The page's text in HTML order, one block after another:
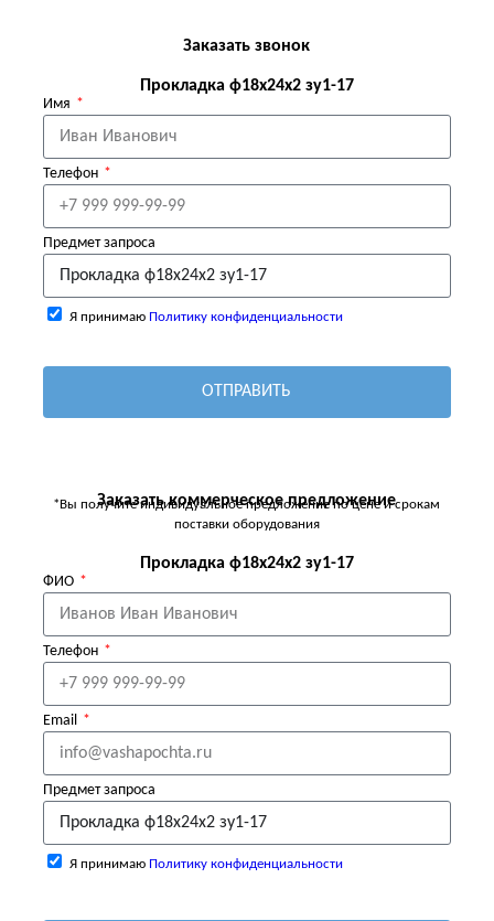
Заказать звонок
Прокладка ф18х24х2 зу1-17
Имя
Телефон
Предмет запроса
Я принимаю Политику конфиденциальности
ОТПРАВИТЬ
Заказать коммерческое предложение
*Вы получите индивидуальное предложение по цене и срокам
поставки оборудования
Прокладка ф18х24х2 зу1-17
ФИО
Телефон
Email
Предмет запроса
Я принимаю Политику конфиденциальности